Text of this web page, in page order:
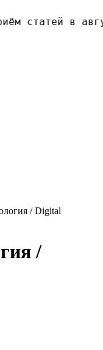
в
/ Digital
/